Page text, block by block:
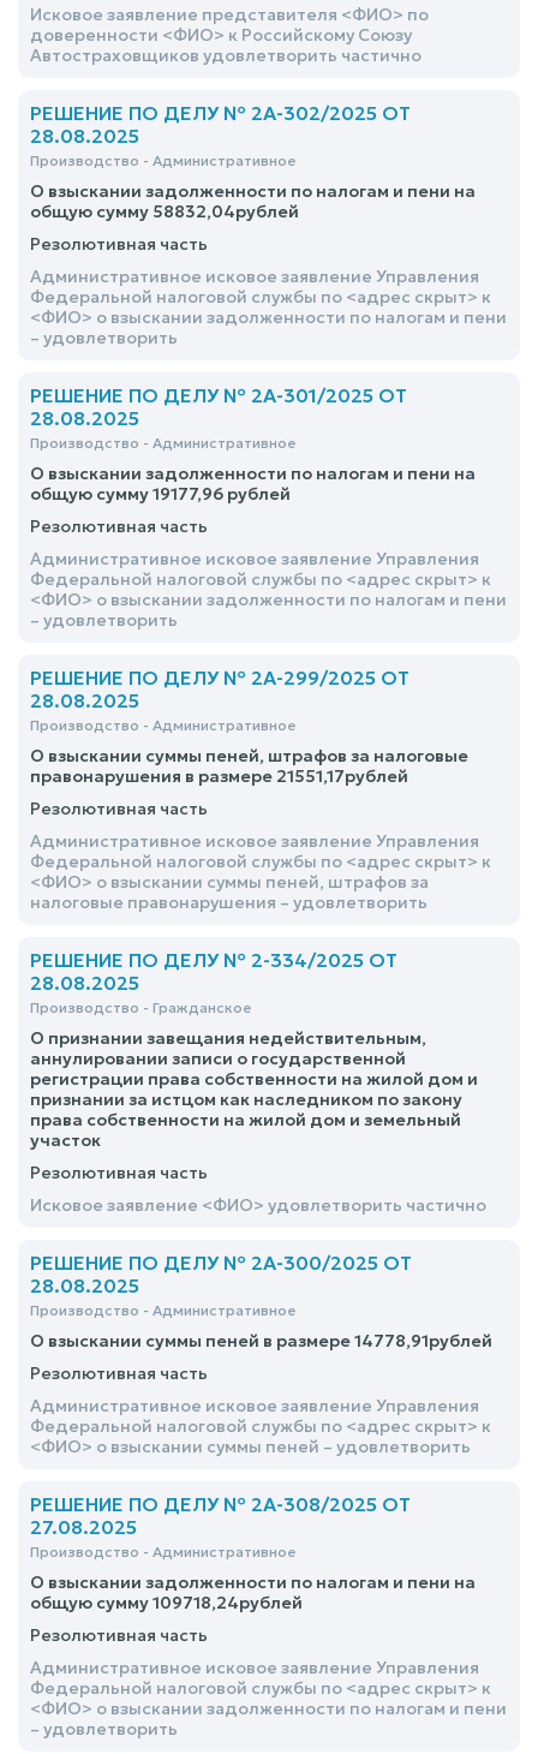
Исковое заявление представителя <ФИО> по
доверенности <ФИО> к Российскому Союзу
Автостраховщиков удовлетворить частично
РЕШЕНИЕ ПО ДЕЛУ № 2А-302/2025 ОТ
28.08.2025
Производство - Административное
О взыскании задолженности по налогам и пени на
общую сумму 58832,04рублей
Резолютивная часть
Административное исковое заявление Управления
Федеральной налоговой службы по <адрес скрыт> к
<ФИО> о взыскании задолженности по налогам и пени
– удовлетворить
РЕШЕНИЕ ПО ДЕЛУ № 2А-301/2025 ОТ
28.08.2025
Производство - Административное
О взыскании задолженности по налогам и пени на
общую сумму 19177,96 рублей
Резолютивная часть
Административное исковое заявление Управления
Федеральной налоговой службы по <адрес скрыт> к
<ФИО> о взыскании задолженности по налогам и пени
– удовлетворить
РЕШЕНИЕ ПО ДЕЛУ № 2А-299/2025 ОТ
28.08.2025
Производство - Административное
О взыскании суммы пеней, штрафов за налоговые
правонарушения в размере 21551,17рублей
Резолютивная часть
Административное исковое заявление Управления
Федеральной налоговой службы по <адрес скрыт> к
<ФИО> о взыскании суммы пеней, штрафов за
налоговые правонарушения – удовлетворить
РЕШЕНИЕ ПО ДЕЛУ № 2-334/2025 ОТ
28.08.2025
Производство - Гражданское
О признании завещания недействительным,
аннулировании записи о государственной
регистрации права собственности на жилой дом и
признании за истцом как наследником по закону
права собственности на жилой дом и земельный
участок
Резолютивная часть
Исковое заявление <ФИО> удовлетворить частично
РЕШЕНИЕ ПО ДЕЛУ № 2А-300/2025 ОТ
28.08.2025
Производство - Административное
О взыскании суммы пеней в размере 14778,91рублей
Резолютивная часть
Административное исковое заявление Управления
Федеральной налоговой службы по <адрес скрыт> к
<ФИО> о взыскании суммы пеней – удовлетворить
РЕШЕНИЕ ПО ДЕЛУ № 2А-308/2025 ОТ
27.08.2025
Производство - Административное
О взыскании задолженности по налогам и пени на
общую сумму 109718,24рублей
Резолютивная часть
Административное исковое заявление Управления
Федеральной налоговой службы по <адрес скрыт> к
<ФИО> о взыскании задолженности по налогам и пени
– удовлетворить